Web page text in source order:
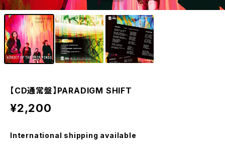
【CD通常盤】PARADIGM SHIFT
¥2,200
International shipping available